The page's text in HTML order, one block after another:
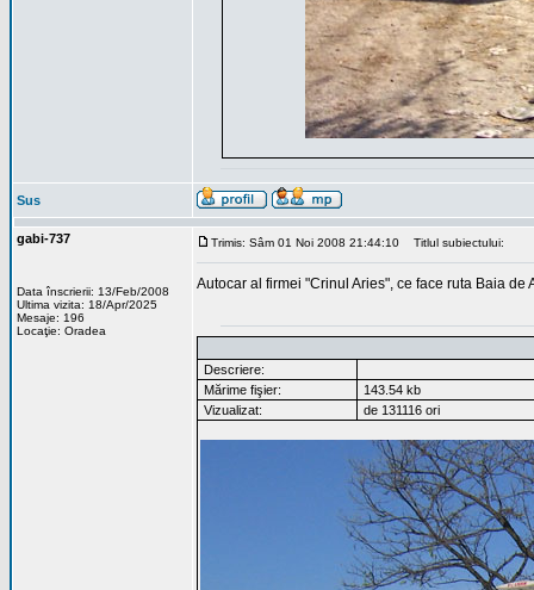
Sus
gabi-737
Data înscrierii: 13/Feb/2008
Ultima vizita: 18/Apr/2025
Mesaje: 196
Locaţie: Oradea
Trimis: Sâm 01 Noi 2008 21:44:10 Titlul subiectului:
Autocar al firmei "Crinul Aries", ce face ruta Baia
Descriere:
Mărime fişier:
143.54 kb
Vizualizat:
de 131116 ori